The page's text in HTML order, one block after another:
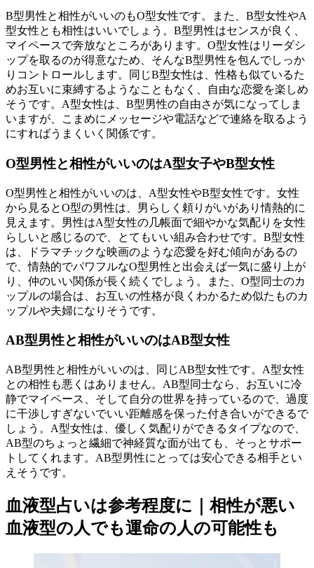
B型男性と相性がいいのもO型女性です。また、B型女性やA
型女性とも相性はいいでしょう。B型男性はセンスが良く、
マイペースで奔放なところがあります。O型女性はリーダシ
ップを取るのが得意なため、そんなB型男性を包んでしっか
りコントロールします。同じB型女性は、性格も似ているた
めお互いに束縛するようなこともなく、自由な恋愛を楽しめ
そうです。A型女性は、B型男性の自由さが気になってしま
いますが、こまめにメッセージや電話などで連絡を取るよう
にすればうまくいく関係です。
O型男性と相性がいいのはA型女子やB型女性
O型男性と相性がいいのは、A型女性やB型女性です。女性
から見るとO型の男性は、男らしく頼りがいがあり情熱的に
見えます。男性はA型女性の几帳面で細やかな気配りを女性
らしいと感じるので、とてもいい組み合わせです。B型女性
は、ドラマチックな映画のような恋愛を好む傾向があるの
で、情熱的でパワフルなO型男性と出会えば一気に盛り上が
り、仲のいい関係が長く続くでしょう。また、O型同士のカ
ップルの場合は、お互いの性格が良くわかるため似たものカ
ップルや夫婦になりそうです。
AB型男性と相性がいいのはAB型女性
AB型男性と相性がいいのは、同じAB型女性です。A型女性
との相性も悪くはありません。AB型同士なら、お互いに冷
静でマイペース、そして自分の世界を持っているので、過度
に干渉しすぎないでいい距離感を保った付き合いができるで
しょう。A型女性は、優しく気配りができるタイプなので、
AB型のちょっと繊細で神経質な面が出ても、そっとサポー
トしてくれます。AB型男性にとっては安心できる相手とい
えそうです。
血液型占いは参考程度に｜相性が悪い
血液型の人でも運命の人の可能性も